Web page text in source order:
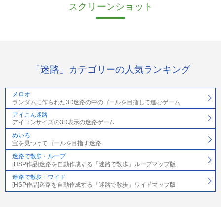
スクリーンショット
「迷路」カテゴリーの人気ランキング
メロオ
ランダムに作られた3D迷路の中のゴールを目指して進むゲーム
アイこん迷路
アイコンサイズの3D表示の迷路ゲーム
めいろ
宝を見つけてゴールを目指す迷路
迷路で散歩・ループ
[HSP作品]迷路を自動作成する「迷路で散歩」ループマップ版
迷路で散歩・ワイド
[HSP作品]迷路を自動作成する「迷路で散歩」ワイドマップ版